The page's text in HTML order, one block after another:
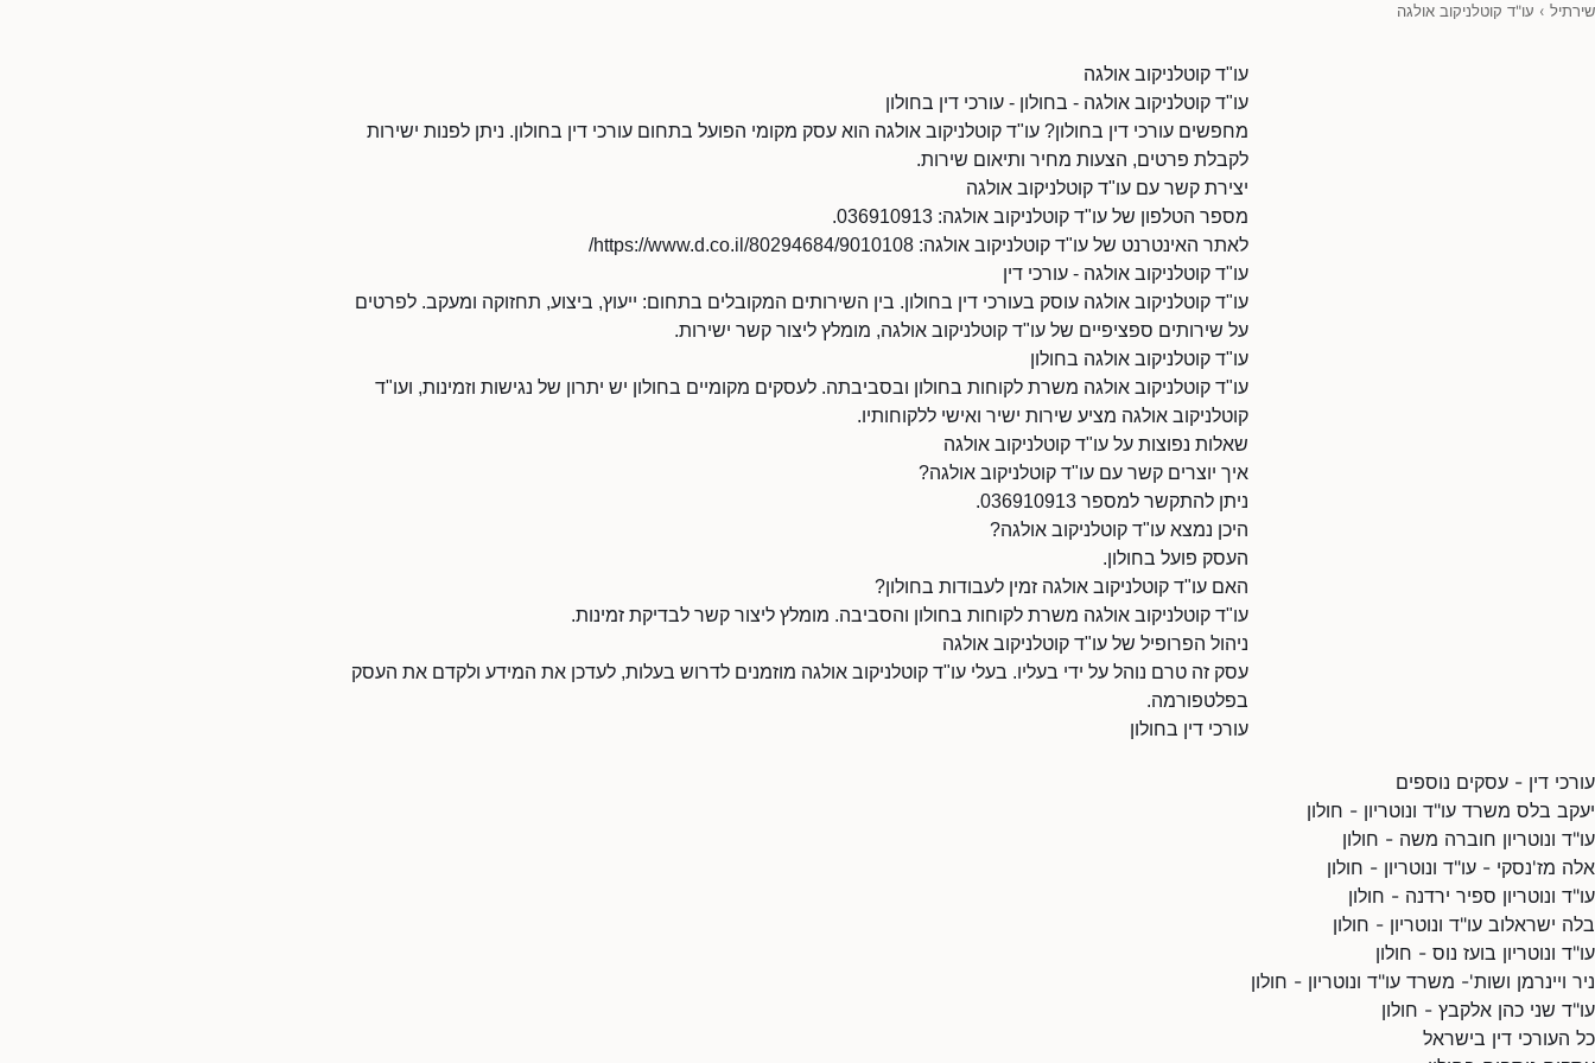
שירתיל › עו"ד קוטלניקוב אולגה
עו"ד קוטלניקוב אולגה
עו"ד קוטלניקוב אולגה - בחולון - עורכי דין בחולון
מחפשים עורכי דין בחולון? עו"ד קוטלניקוב אולגה הוא עסק מקומי הפועל בתחום עורכי דין בחולון. ניתן לפנות ישירות
לקבלת פרטים, הצעות מחיר ותיאום שירות.
יצירת קשר עם עו"ד קוטלניקוב אולגה
מספר הטלפון של עו"ד קוטלניקוב אולגה: 036910913.
לאתר האינטרנט של עו"ד קוטלניקוב אולגה: https://www.d.co.il/80294684/9010108/
עו"ד קוטלניקוב אולגה - עורכי דין
עו"ד קוטלניקוב אולגה עוסק בעורכי דין בחולון. בין השירותים המקובלים בתחום: ייעוץ, ביצוע, תחזוקה ומעקב. לפרטים
על שירותים ספציפיים של עו"ד קוטלניקוב אולגה, מומלץ ליצור קשר ישירות.
עו"ד קוטלניקוב אולגה בחולון
עו"ד קוטלניקוב אולגה משרת לקוחות בחולון ובסביבתה. לעסקים מקומיים בחולון יש יתרון של נגישות וזמינות, ועו"ד
קוטלניקוב אולגה מציע שירות ישיר ואישי ללקוחותיו.
שאלות נפוצות על עו"ד קוטלניקוב אולגה
איך יוצרים קשר עם עו"ד קוטלניקוב אולגה?
ניתן להתקשר למספר 036910913.
היכן נמצא עו"ד קוטלניקוב אולגה?
העסק פועל בחולון.
האם עו"ד קוטלניקוב אולגה זמין לעבודות בחולון?
עו"ד קוטלניקוב אולגה משרת לקוחות בחולון והסביבה. מומלץ ליצור קשר לבדיקת זמינות.
ניהול הפרופיל של עו"ד קוטלניקוב אולגה
עסק זה טרם נוהל על ידי בעליו. בעלי עו"ד קוטלניקוב אולגה מוזמנים לדרוש בעלות, לעדכן את המידע ולקדם את העסק
בפלטפורמה.
עורכי דין בחולון
עורכי דין - עסקים נוספים
יעקב בלס משרד עו"ד ונוטריון - חולון
עו"ד ונוטריון חוברה משה - חולון
אלה מז'נסקי - עו"ד ונוטריון - חולון
עו"ד ונוטריון ספיר ירדנה - חולון
בלה ישראלוב עו"ד ונוטריון - חולון
עו"ד ונוטריון בועז נוס - חולון
ניר ויינרמן ושות'- משרד עו"ד ונוטריון - חולון
עו"ד שני כהן אלקבץ - חולון
כל העורכי דין בישראל